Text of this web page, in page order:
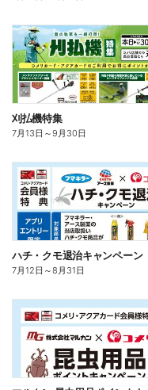
刈払機特集
7月13日 ～9月30日
ハチ・クモ退治キャンペーン
7月12日 ～8月31日